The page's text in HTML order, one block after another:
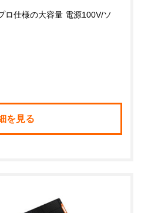
仕様の大容量 電源100V/ソ
を見る